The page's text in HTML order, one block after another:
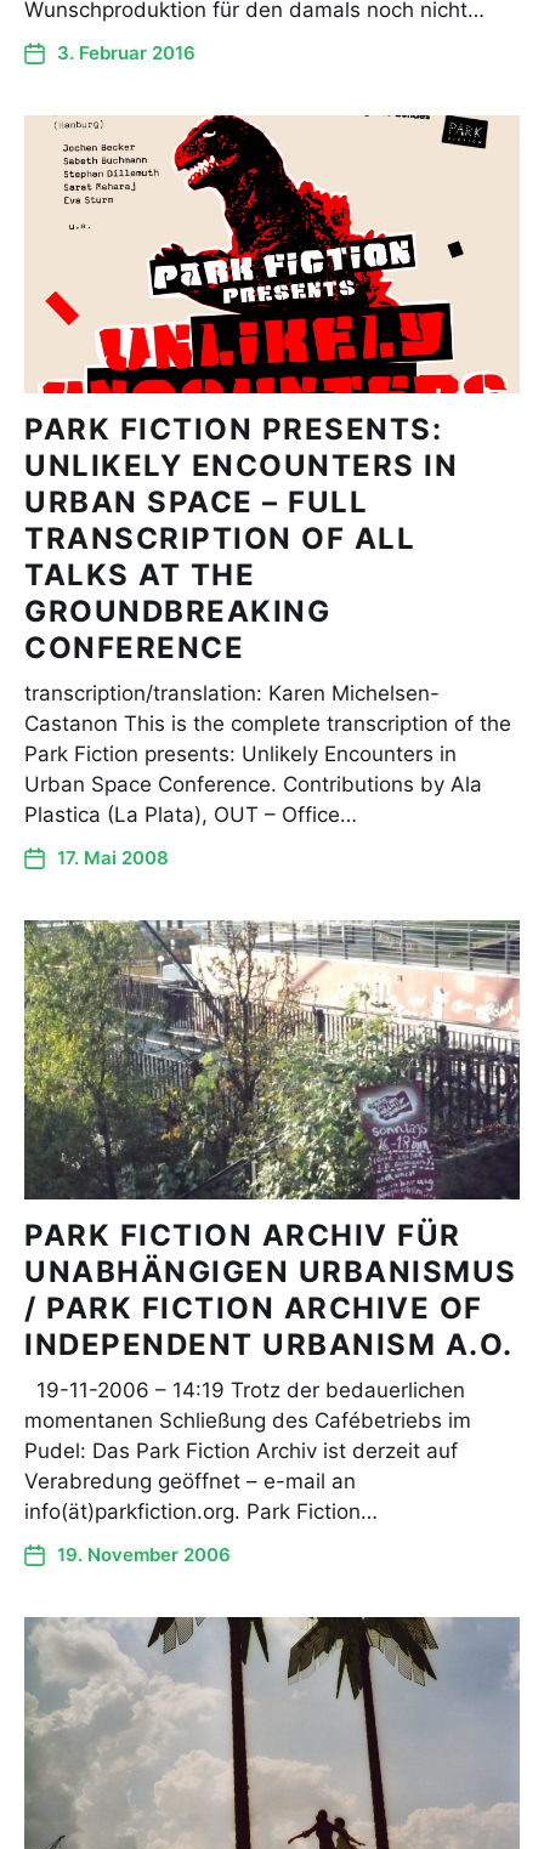
Wunschproduktion für den damals noch nicht…
3. Februar 2016
PARK FICTION PRESENTS:
UNLIKELY ENCOUNTERS IN
URBAN SPACE – FULL
TRANSCRIPTION OF ALL
TALKS AT THE
GROUNDBREAKING
CONFERENCE
transcription/translation: Karen Michelsen-
Castanon This is the complete transcription of the
Park Fiction presents: Unlikely Encounters in
Urban Space Conference. Contributions by Ala
Plastica (La Plata), OUT – Office…
17. Mai 2008
PARK FICTION ARCHIV FÜR
UNABHÄNGIGEN URBANISMUS
/ PARK FICTION ARCHIVE OF
INDEPENDENT URBANISM A.O.
19-11-2006 – 14:19 Trotz der bedauerlichen
momentanen Schließung des Cafébetriebs im
Pudel: Das Park Fiction Archiv ist derzeit auf
Verabredung geöffnet – e-mail an
info(ät)parkfiction.org. Park Fiction…
19. November 2006